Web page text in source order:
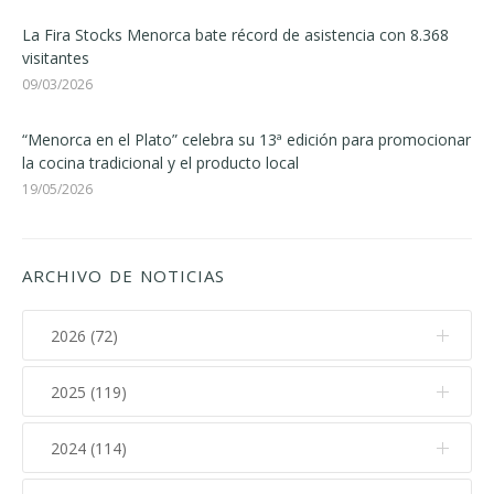
La Fira Stocks Menorca bate récord de asistencia con 8.368
visitantes
09/03/2026
“Menorca en el Plato” celebra su 13ª edición para promocionar
la cocina tradicional y el producto local
19/05/2026
ARCHIVO DE NOTICIAS
2026 (72)
Agosto (1)
Julio (11)
Junio (7)
2025 (119)
Diciembre (12)
2024 (114)